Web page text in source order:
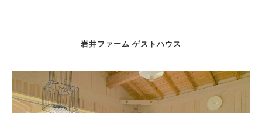
岩井ファーム ゲストハウス